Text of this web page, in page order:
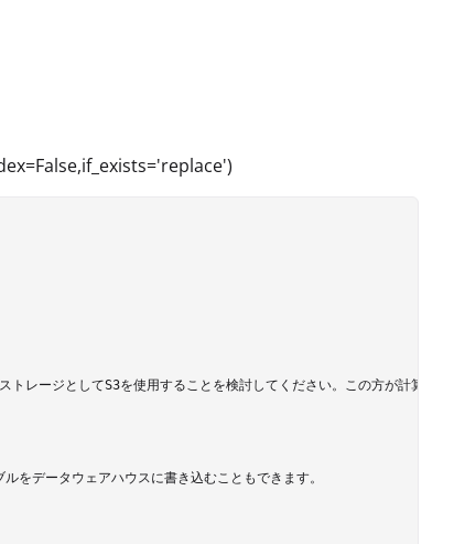
レージとしてS3を使用することを検討してください。この方が計算効
をデータウェアハウスに書き込むこともできます。